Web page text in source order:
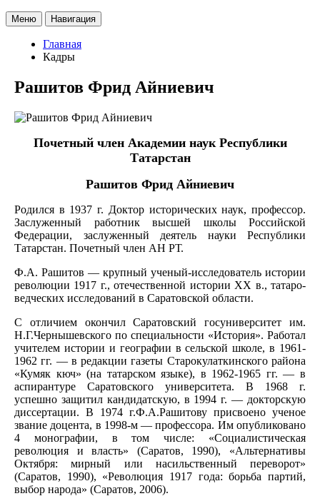
Меню Навигация
Главная
Кадры
Рашитов Фрид Айниевич
Почетный член Академии наук Республики
Татарстан
Рашитов Фрид Айниевич
Родился в 1937 г. Доктор истори­ческих наук, профессор.
Заслуженный работник высшей школы Российской
Федерации, заслуженный деятель науки Республики
Татарстан. Почетный член АН РТ.
Ф.А. Рашитов — крупный ученый-исследователь истории
революции 1917 г., отечественной истории ХХ в., татаро­
ведческих исследований в Саратовской области.
С отличием окончил Саратовский госуниверситет им.
Н.Г.Чернышевского по специальности «История». Работал
учителем истории и географии в сельской школе, в 1961-
1962 гг. — в редакции газеты Старокулаткинского района
«Кумяк кюч» (на татарском языке), в 1962-1965 гг. — в
аспирантуре Саратовского университета. В 1968 г.
успешно защитил кандидатскую, в 1994 г. — докторскую
диссертации. В 1974 г.Ф.А.Рашитову присвоено ученое
звание доцента, в 1998-м — профессора. Им опубликовано
4 монографии, в том числе: «Социалистическая
революция и власть» (Саратов, 1990), «Альтернативы
Октября: мирный или насильственный переворот»
(Саратов, 1990), «Революция 1917 года: борьба партий,
выбор народа» (Саратов, 2006).